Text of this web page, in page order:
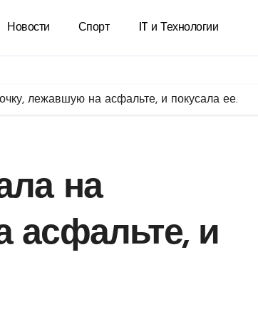
Новости Спорт IT и Технологии
лежавшую на асфальте, и покусала ее.
на
асфальте, и